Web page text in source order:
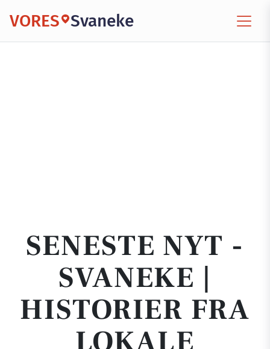
VORES Svaneke
SENESTE NYT -
SVANEKE |
HISTORIER FRA